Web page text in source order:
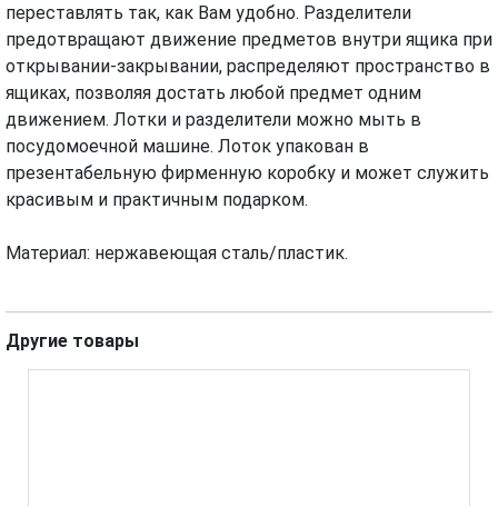
переставлять так, как Вам удобно. Разделители
предотвращают движение предметов внутри ящика при
открывании-закрывании, распределяют пространство в
ящиках, позволяя достать любой предмет одним
движением. Лотки и разделители можно мыть в
посудомоечной машине. Лоток упакован в
презентабельную фирменную коробку и может служить
красивым и практичным подарком.
Материал: нержавеющая сталь/пластик.
Другие товары